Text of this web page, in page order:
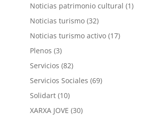
Noticias patrimonio cultural (1)
Noticias turismo(32)
Noticias turismo activo(17)
Plenos (3)
Servicios (82)
Servicios Sociales (69)
Solidart(10)
XARXA JOVE (30)